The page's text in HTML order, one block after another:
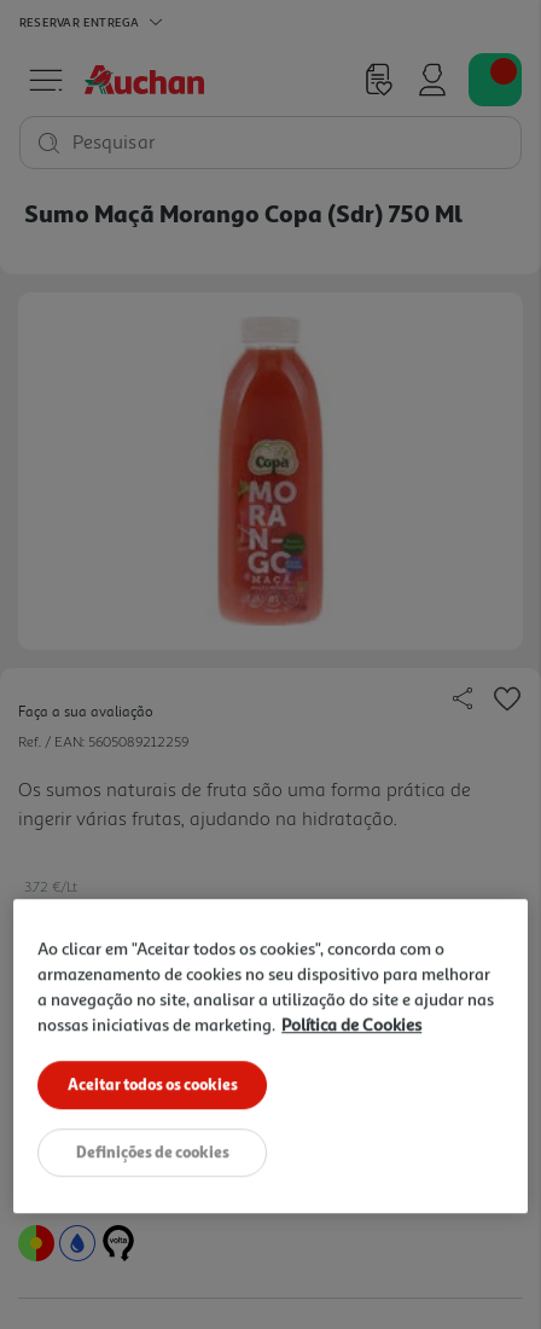
RESERVAR ENTREGA
Pesquisar
Sumo Maçã Morango Copa (sdr) 750 Ml
Faça a sua avaliação
Ref. / EAN: 5605089212259
Os sumos naturais de fruta são uma forma prática de
ingerir várias frutas, ajudando na hidratação.
3.72 €/Lt
2,79 €
+0,10 € Depósito
Notas de preparação
Ao clicar em "Aceitar todos os cookies", concorda com o
armazenamento de cookies no seu dispositivo para melhorar
a navegação no site, analisar a utilização do site e ajudar nas
nossas iniciativas de marketing. Política de Cookies
Aceitar todos os cookies
Definições de cookies